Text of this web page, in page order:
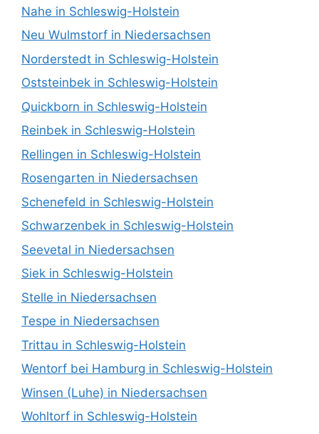
Nahe in Schleswig-Holstein
Neu Wulmstorf in Niedersachsen
Norderstedt in Schleswig-Holstein
Oststeinbek in Schleswig-Holstein
Quickborn in Schleswig-Holstein
Reinbek in Schleswig-Holstein
Rellingen in Schleswig-Holstein
Rosengarten in Niedersachsen
Schenefeld in Schleswig-Holstein
Schwarzenbek in Schleswig-Holstein
Seevetal in Niedersachsen
Siek in Schleswig-Holstein
Stelle in Niedersachsen
Tespe in Niedersachsen
Trittau in Schleswig-Holstein
Wentorf bei Hamburg in Schleswig-Holstein
Winsen (Luhe) in Niedersachsen
Wohltorf in Schleswig-Holstein